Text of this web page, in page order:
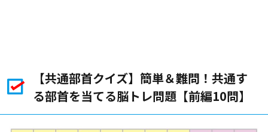
【共通部首クイズ】簡単＆難問！共通す
る部首を当てる脳トレ問題【前編10問】